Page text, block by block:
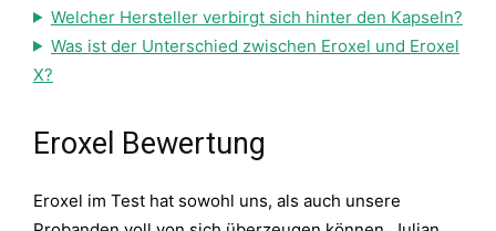
Welcher Hersteller verbirgt sich hinter den Kapseln?
Was ist der Unterschied zwischen Eroxel und Eroxel
X?
Eroxel Bewertung
Eroxel im Test hat sowohl uns, als auch unsere